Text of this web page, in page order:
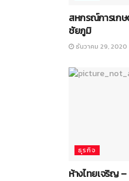
สหกรณ์การเก
ชัยภูมิ
ธันวาคม 29, 2020
ธุรกิจ
ห้างไทยเจริญ